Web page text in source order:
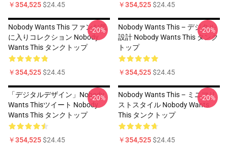
￥354,525$24.45 ￥354,525$24.45
Nobody Wants This ファンお気
に入りコレクション Nobody
Wants This タンクトップ
￥354,525$24.45
-20%
Nobody Wants This – デジタル
設計 Nobody Wants This タンク
トップ
￥354,525$24.45
-20%
「デジタルデザイン」Nobody
Wants Thisツイート Nobody
Wants This タンクトップ
￥354,525$24.45
-20%
Nobody Wants This – ミニマリ
ストスタイル Nobody Wants
This タンクトップ
￥354,525$24.45
-20%